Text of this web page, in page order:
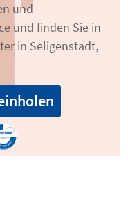
und
und finden Sie in
in Seligenstadt,